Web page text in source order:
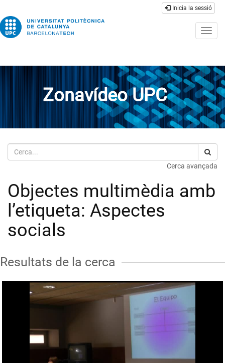
Inicia la sessió
Zonavídeo UPC
Cerca
Cerca avançada
Objectes multimèdia amb
l’etiqueta: Aspectes
socials
Resultats de la cerca